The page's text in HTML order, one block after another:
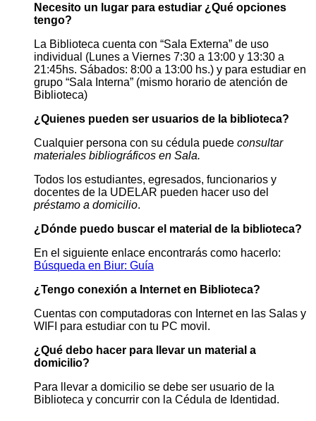
Necesito un lugar para estudiar ¿Qué opciones
tengo?
La Biblioteca cuenta con “Sala Externa” de uso
individual (Lunes a Viernes 7:30 a 13:00 y 13:30 a
21:45hs. Sábados: 8:00 a 13:00 hs.) y para estudiar en
grupo “Sala Interna” (mismo horario de atención de
Biblioteca)
¿Quienes pueden ser usuarios de la biblioteca?
Cualquier persona con su cédula puede consultar
materiales bibliográficos en Sala.
Todos los estudiantes, egresados, funcionarios y
docentes de la UDELAR pueden hacer uso del
préstamo a domicilio.
¿Dónde puedo buscar el material de la biblioteca?
En el siguiente enlace encontrarás como hacerlo:
Búsqueda en Biur: Guía
¿Tengo conexión a Internet en Biblioteca?
Cuentas con computadoras con Internet en las Salas y
WIFI para estudiar con tu PC movil.
¿Qué debo hacer para llevar un material a
domicilio?
Para llevar a domicilio se debe ser usuario de la
Biblioteca y concurrir con la Cédula de Identidad.